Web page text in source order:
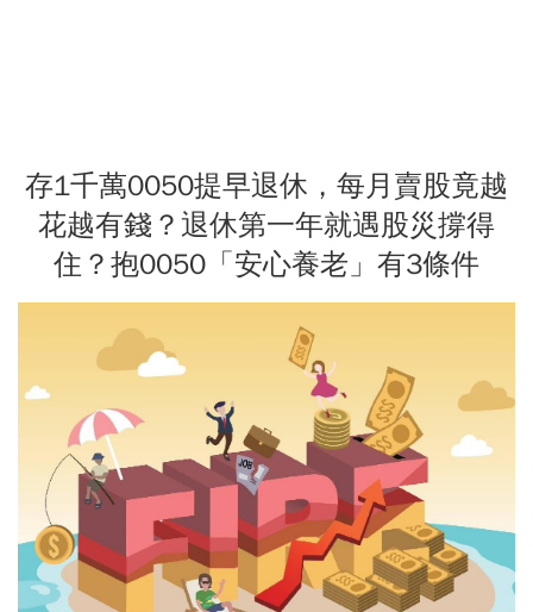
存1千萬0050提早退休，每月賣股竟越
花越有錢？退休第一年就遇股災撐得
住？抱0050「安心養老」有3條件